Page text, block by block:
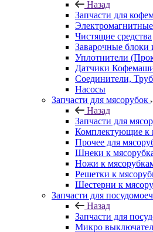
Назад
Запчасти для
Чистящие средства
Заварочные блоки
Уплотнители
Датчики
Соединители,
Насосы
Запчасти для мясорубок
Назад
Запчасти для
Комплектующие к
Прочее для
Шнеки к
Ножи к
Решетки к
Шестерни к
Запчасти для
Назад
Запчасти для
Микро